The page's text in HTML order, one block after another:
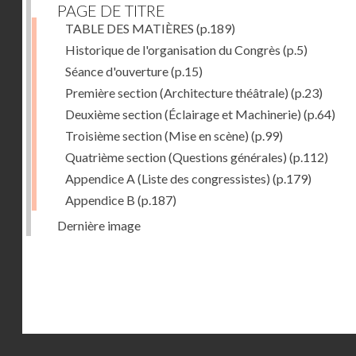
PAGE DE TITRE
TABLE DES MATIÈRES (p.189)
Historique de l'organisation du Congrès (p.5)
Séance d'ouverture(p.15)
Première section (Architecture théâtrale) (p.23)
Deuxième section (Éclairage et Machinerie) (p.64)
Troisième section (Mise en scène) (p.99)
Quatrième section (Questions générales) (p.112)
Appendice A (Liste des congressistes) (p.179)
Appendice B (p.187)
Dernière image